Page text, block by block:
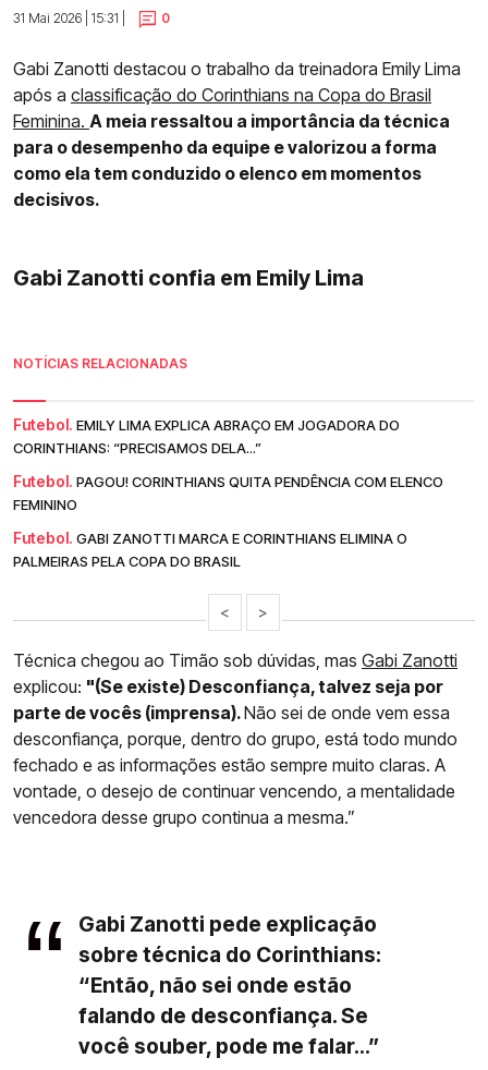
31 Mai 2026 | 15:31 |
0
Gabi Zanotti destacou o trabalho da treinadora Emily Lima
após a classificação do Corinthians na Copa do Brasil
Feminina. A meia ressaltou a importância da técnica
para o desempenho da equipe e valorizou a forma
como ela tem conduzido o elenco em momentos
decisivos.
Gabi Zanotti confia em Emily Lima
NOTÍCIAS RELACIONADAS
Futebol. EMILY LIMA EXPLICA ABRAÇO EM JOGADORA DO
CORINTHIANS: “PRECISAMOS DELA...”
Futebol. PAGOU! CORINTHIANS QUITA PENDÊNCIA COM ELENCO
FEMININO
Futebol. GABI ZANOTTI MARCA E CORINTHIANS ELIMINA O
PALMEIRAS PELA COPA DO BRASIL
< >
Técnica chegou ao Timão sob dúvidas, mas Gabi Zanotti
explicou: "(Se existe) Desconfiança, talvez seja por
parte de vocês (imprensa).Não sei de onde vem essa
desconfiança, porque, dentro do grupo, está todo mundo
fechado e as informações estão sempre muito claras. A
vontade, o desejo de continuar vencendo, a mentalidade
vencedora desse grupo continua a mesma.”
Gabi Zanotti pede explicação
sobre técnica do Corinthians:
“Então, não sei onde estão
falando de desconfiança. Se
você souber, pode me falar...”